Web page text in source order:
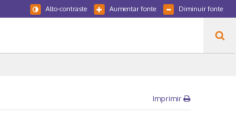
Diminuir fonte
Aumentar fonte
Alto-contraste
Imprimir